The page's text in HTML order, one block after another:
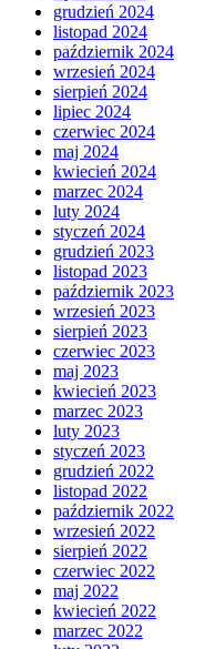
grudzień 2024
listopad 2024
październik 2024
wrzesień 2024
sierpień 2024
lipiec 2024
czerwiec 2024
maj 2024
kwiecień 2024
marzec 2024
luty 2024
styczeń 2024
grudzień 2023
listopad 2023
październik 2023
wrzesień 2023
sierpień 2023
czerwiec 2023
maj 2023
kwiecień 2023
marzec 2023
luty 2023
styczeń 2023
grudzień 2022
listopad 2022
październik 2022
wrzesień 2022
sierpień 2022
czerwiec 2022
maj 2022
kwiecień 2022
marzec 2022